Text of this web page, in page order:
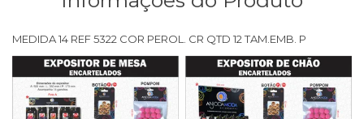
MEDIDA 14 REF 5322 COR PEROL. CR QTD 12 TAM.EMB. P